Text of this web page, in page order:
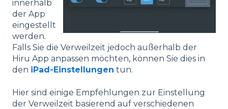
innerhalb
der App
eingestellt
werden.
Falls Sie die Verweilzeit jedoch außerhalb der
Hiru App anpassen möchten, können Sie dies in
den iPad-Einstellungen tun.
Hier sind einige Empfehlungen zur Einstellung
der Verweilzeit basierend auf verschiedenen